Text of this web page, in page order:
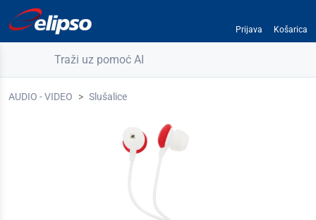
Prijava Košarica
Traži uz pomoć AI
AUDIO - VIDEO Slušalice